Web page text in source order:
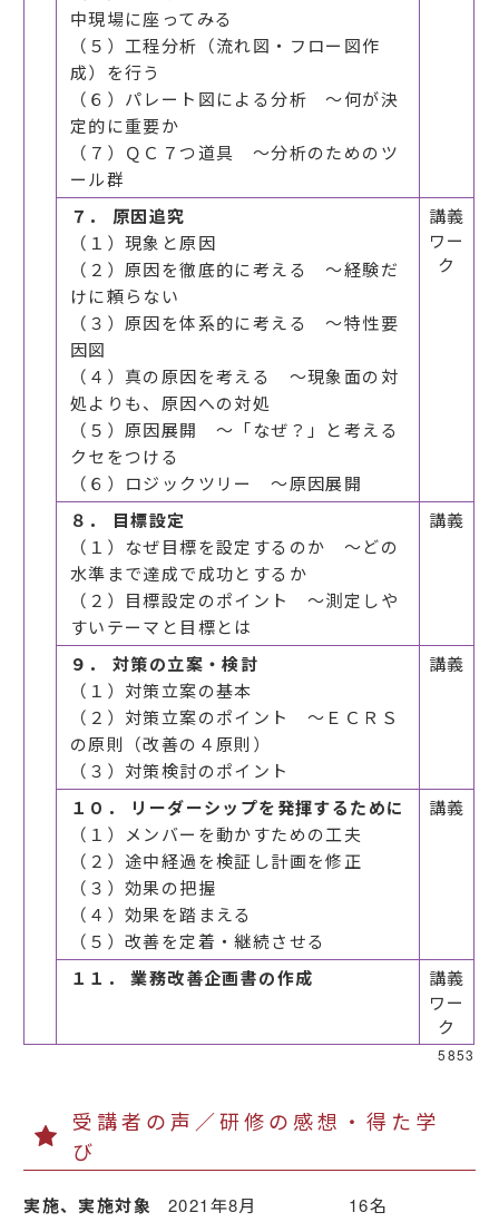
中現場に座ってみる
（５）工程分析（流れ図・フロー図作
成）を行う
（６）パレート図による分析 ～何が決
定的に重要か
（７）ＱＣ７つ道具 ～分析のためのツ
ール群
７． 原因追究
（１）現象と原因
（２）原因を徹底的に考える ～経験だ
けに頼らない
（３）原因を体系的に考える ～特性要
因図
（４）真の原因を考える ～現象面の対
処よりも、原因への対処
（５）原因展開 ～「なぜ？」と考える
クセをつける
（６）ロジックツリー ～原因展開
講義
ワー
ク
８． 目標設定
（１）なぜ目標を設定するのか ～どの
水準まで達成で成功とするか
（２）目標設定のポイント ～測定しや
すいテーマと目標とは
講義
９． 対策の立案・検討
（１）対策立案の基本
（２）対策立案のポイント ～ＥＣＲＳ
の原則（改善の４原則）
（３）対策検討のポイント
講義
１０． リーダーシップを発揮するために
（１）メンバーを動かすための工夫
（２）途中経過を検証し計画を修正
（３）効果の把握
（４）効果を踏まえる
（５）改善を定着・継続させる
講義
１１． 業務改善企画書の作成
講義
ワー
ク
5853
受講者の声／研修の感想・得た学
び
実施、実施対象 2021年8月 16名